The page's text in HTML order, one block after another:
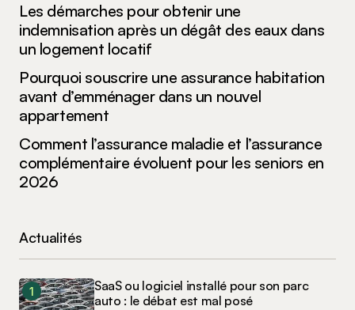
Les démarches pour obtenir une
indemnisation après un dégât des eaux dans
un logement locatif
Pourquoi souscrire une assurance habitation
avant d’emménager dans un nouvel
appartement
Comment l’assurance maladie et l’assurance
complémentaire évoluent pour les seniors en
2026
Actualités
SaaS ou logiciel installé pour son parc
auto : le débat est mal posé